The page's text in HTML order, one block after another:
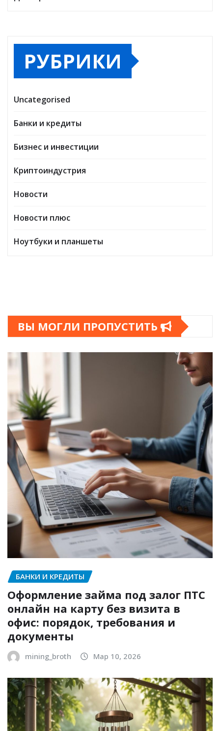
РУБРИКИ
Uncategorised
Банки и кредиты
Бизнес и инвестиции
Криптоиндустрия
Новости
Новости плюс
Ноутбуки и планшеты
ВЫ МОГЛИ ПРОПУСТИТЬ
БАНКИ И КРЕДИТЫ
Оформление займа под залог ПТС
онлайн на карту без визита в
офис: порядок, требования и
документы
mining_broth Мар 10, 2026